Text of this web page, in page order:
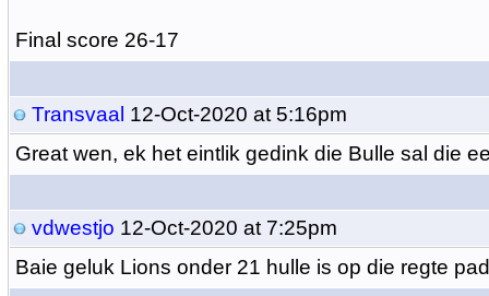
Final score 26-17
Transvaal 12-Oct-2020 at 5:16pm
Great wen, ek het eintlik gedink die Bulle sal die
vdwestjo 12-Oct-2020 at 7:25pm
Baie geluk Lions onder 21 hulle is op die regte